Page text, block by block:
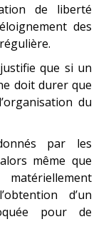
de liberté
des
que si un
doit durer que
du
par les
même que
d’un
pour de